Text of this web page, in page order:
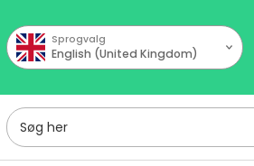
Sprogvalg
English (United Kingdom)
Søg her